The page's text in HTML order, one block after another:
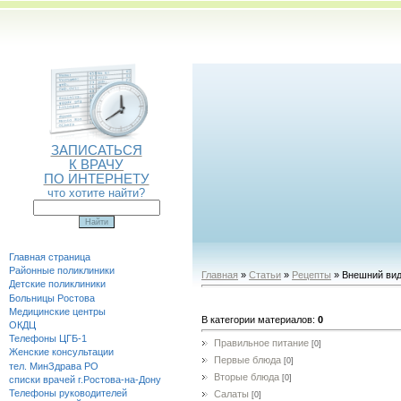
ЗАПИСАТЬСЯ
К ВРАЧУ
ПО ИНТЕРНЕТУ
что хотите найти?
Главная страница
Районные поликлиники
Детские поликлиники
Больницы Ростова
Медицинские центры
ОКДЦ
Телефоны ЦГБ-1
Женские консультации
тел. МинЗдрава РО
списки врачей г.Ростова-на-Дону
Телефоны руководителей
Главная »Статьи » Рецепты » Внешний
В категории материалов:0
Правильное питание [0]
Первые блюда [0]
Вторые блюда [0]
Салаты [0]